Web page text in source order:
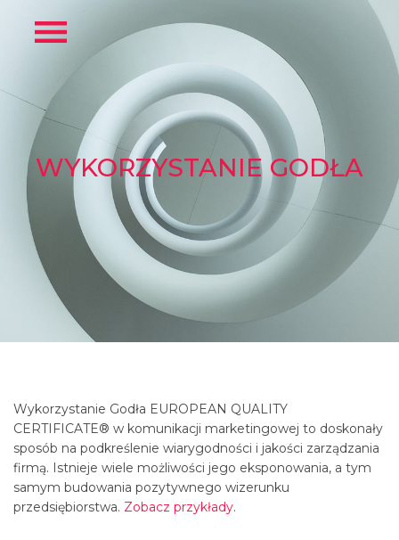
WYKORZYSTANIE GODŁA
Wykorzystanie Godła EUROPEAN QUALITY
CERTIFICATE® w komunikacji marketingowej to doskonały
sposób na podkreślenie wiarygodności i jakości zarządzania
firmą. Istnieje wiele możliwości jego eksponowania, a tym
samym budowania pozytywnego wizerunku
przedsiębiorstwa. Zobacz przykłady.